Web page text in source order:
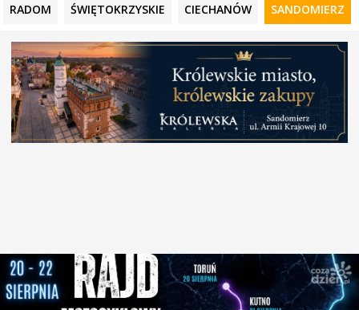
RADOM ŚWIĘTOKRZYSKIE CIECHANÓW SANDOMIERZ